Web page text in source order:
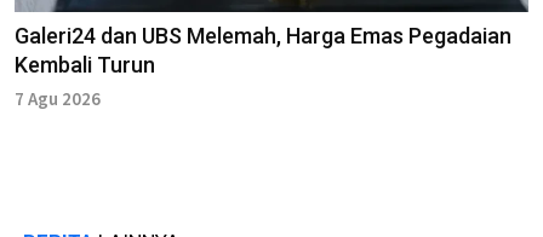
Galeri24 dan UBS Melemah, Harga Emas Pegadaian
Kembali Turun
7 Agu 2026